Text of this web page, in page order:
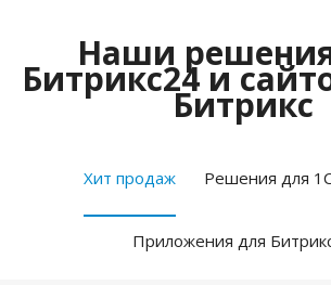
Наши
Битрикс24 и
Битрикс
Хит продаж Решения для
Приложения для